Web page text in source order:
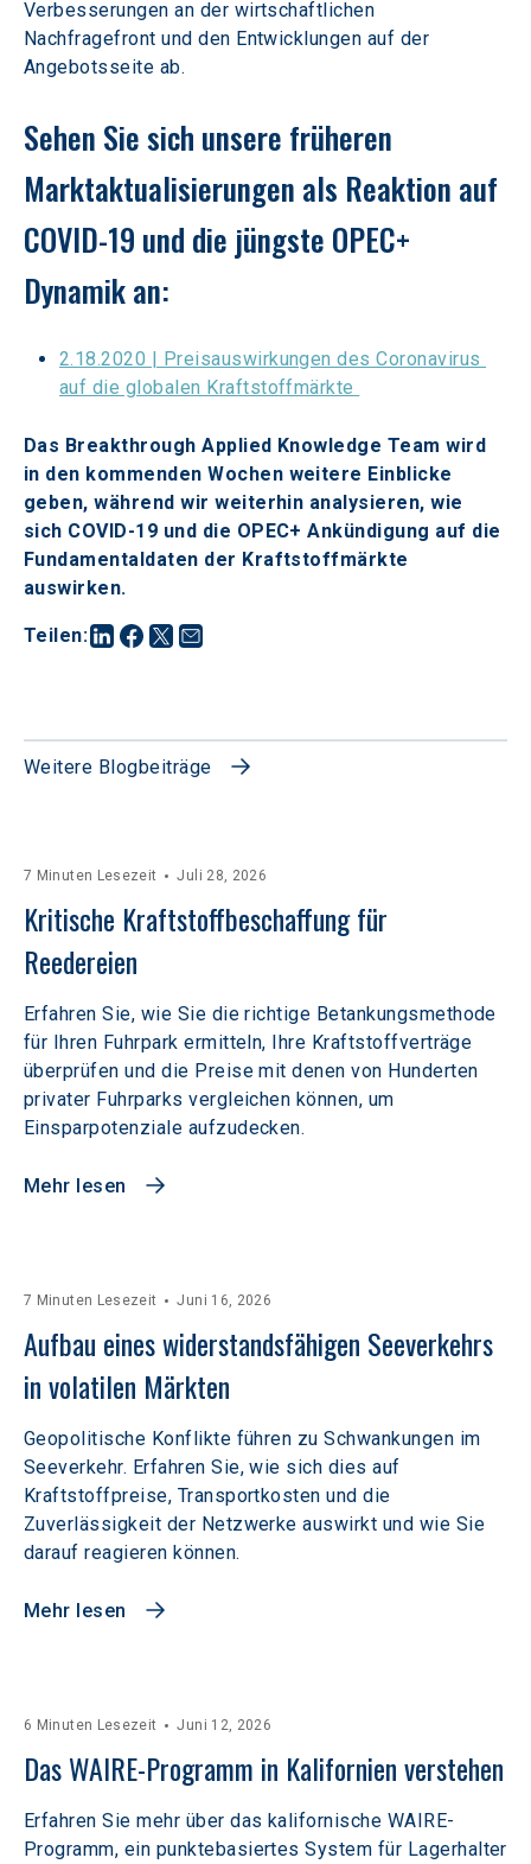
Teilen:
Verbesserungen an der wirtschaftlichen
Nachfragefront und den Entwicklungen auf der
Angebotsseite ab.
Sehen Sie sich unsere früheren
Marktaktualisierungen als Reaktion auf
COVID-19 und die jüngste OPEC+
Dynamik an:
2.18.2020 | Preisauswirkungen des Coronavirus
auf die globalen Kraftstoffmärkte
Das Breakthrough Applied Knowledge Team wird
in den kommenden Wochen weitere Einblicke
geben, während wir weiterhin analysieren, wie
sich COVID-19 und die OPEC+ Ankündigung auf die
Fundamentaldaten der Kraftstoffmärkte
auswirken.
Weitere Blogbeiträge
7 Minuten Lesezeit Juli 28, 2026
Kritische Kraftstoffbeschaffung für
Reedereien
Erfahren Sie, wie Sie die richtige Betankungsmethode
für Ihren Fuhrpark ermitteln, Ihre Kraftstoffverträge
überprüfen und die Preise mit denen von Hunderten
privater Fuhrparks vergleichen können, um
Einsparpotenziale aufzudecken.
Mehr lesen
7 Minuten Lesezeit Juni 16, 2026
Aufbau eines widerstandsfähigen Seeverkehrs
in volatilen Märkten
Geopolitische Konflikte führen zu Schwankungen im
Seeverkehr. Erfahren Sie, wie sich dies auf
Kraftstoffpreise, Transportkosten und die
Zuverlässigkeit der Netzwerke auswirkt und wie Sie
darauf reagieren können.
Mehr lesen
6 Minuten Lesezeit Juni 12, 2026
Das WAIRE-Programm in Kalifornien verstehen
Erfahren Sie mehr über das kalifornische WAIRE-
Programm, ein punktebasiertes System für Lagerhalter